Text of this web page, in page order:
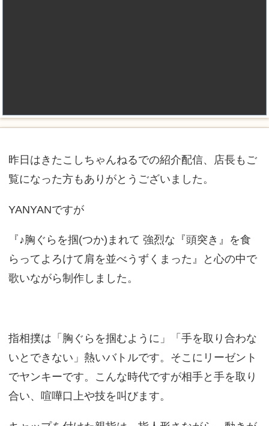
昨日はきたこしちゃんねるでの紹介配信、店長もご
覧になった方もありがとうございました。
YANYANですが
『♪胸ぐらを掴(つか)まれて 強烈な『頭突き』を食
らってよろけて肩を並べうずくまった』と心の中で
歌いながら制作しました。
指相撲は「胸ぐらを掴むように」「手を取り合わな
いとできない」熱いバトルです。そこにリーゼント
でヤンキーです。こんな時代ですが相手と手を取り
合い、喧嘩口上や技を叫びます。